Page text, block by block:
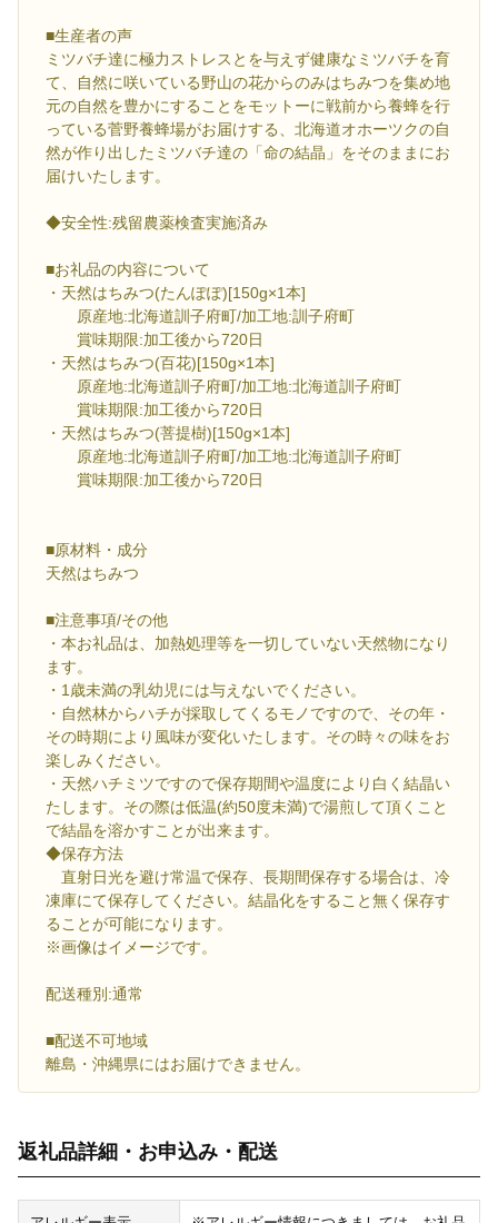
■生産者の声
ミツバチ達に極力ストレスとを与えず健康なミツバチを育
て、自然に咲いている野山の花からのみはちみつを集め地
元の自然を豊かにすることをモットーに戦前から養蜂を行
っている菅野養蜂場がお届けする、北海道オホーツクの自
然が作り出したミツバチ達の「命の結晶」をそのままにお
届けいたします。
◆安全性:残留農薬検査実施済み
■お礼品の内容について
・天然はちみつ(たんぽぽ)[150g×1本]
原産地:北海道訓子府町/加工地:訓子府町
賞味期限:加工後から720日
・天然はちみつ(百花)[150g×1本]
原産地:北海道訓子府町/加工地:北海道訓子府町
賞味期限:加工後から720日
・天然はちみつ(菩提樹)[150g×1本]
原産地:北海道訓子府町/加工地:北海道訓子府町
賞味期限:加工後から720日
■原材料・成分
天然はちみつ
■注意事項/その他
・本お礼品は、加熱処理等を一切していない天然物になり
ます。
・1歳未満の乳幼児には与えないでください。
・自然林からハチが採取してくるモノですので、その年・
その時期により風味が変化いたします。その時々の味をお
楽しみください。
・天然ハチミツですので保存期間や温度により白く結晶い
たします。その際は低温(約50度未満)で湯煎して頂くこと
で結晶を溶かすことが出来ます。
◆保存方法
直射日光を避け常温で保存、長期間保存する場合は、冷
凍庫にて保存してください。結晶化をすること無く保存す
ることが可能になります。
※画像はイメージです。
配送種別:通常
■配送不可地域
離島・沖縄県にはお届けできません。
返礼品詳細・お申込み・配送